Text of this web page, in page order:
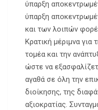
ύπαρξη
ύπαρξη
και των λοιπών
Κρατική μέριμνα για
τομέα και την
ώστε να
αγαθά σε όλη την
διοίκησης, της
αξιοκρατίας.